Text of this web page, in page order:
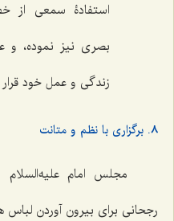
استفادۀ سمعى از
بصرى نیز نموده،
زندگى و عمل خود
8. برگزاری با نظم و متانت
مجلس امام
رجحانی برای بیرون آوردن لباس